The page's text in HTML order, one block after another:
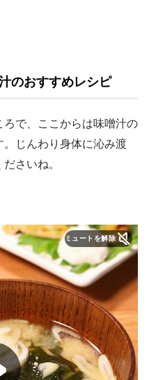
のおすすめレシピ
で、ここからは味噌汁の
じんわり身体に沁み渡
さいね。
ミュートを解除